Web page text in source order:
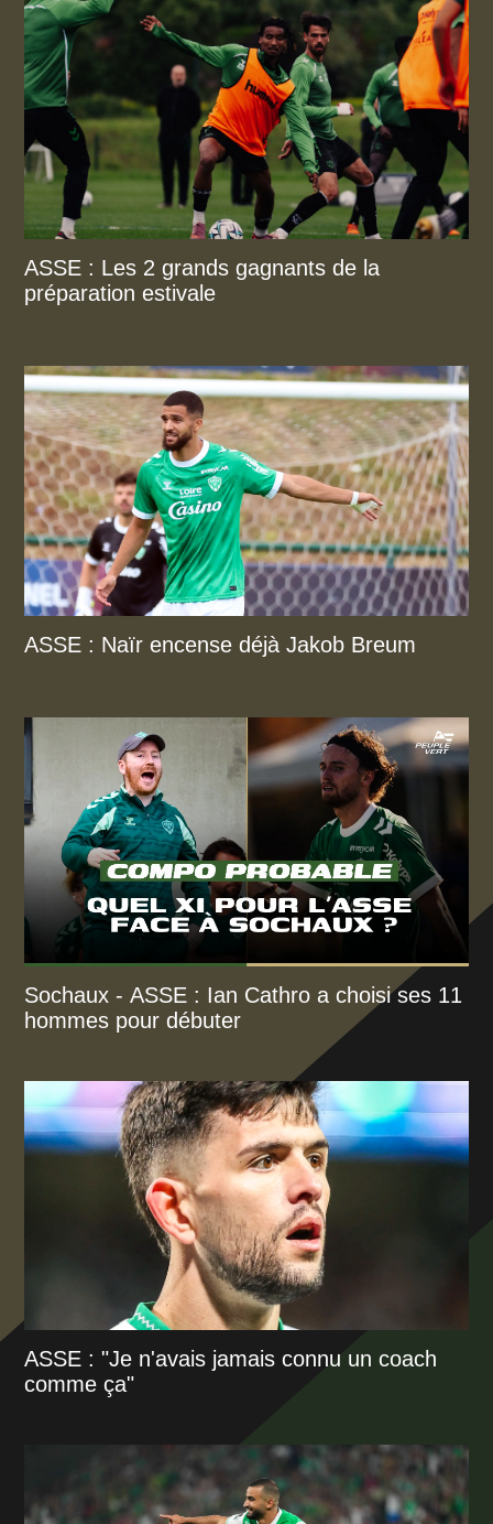
ASSE : Les 2 grands gagnants de la
préparation estivale
ASSE : Naïr encense déjà Jakob Breum
Sochaux - ASSE : Ian Cathro a choisi ses 11
hommes pour débuter
ASSE : "Je n'avais jamais connu un coach
comme ça"